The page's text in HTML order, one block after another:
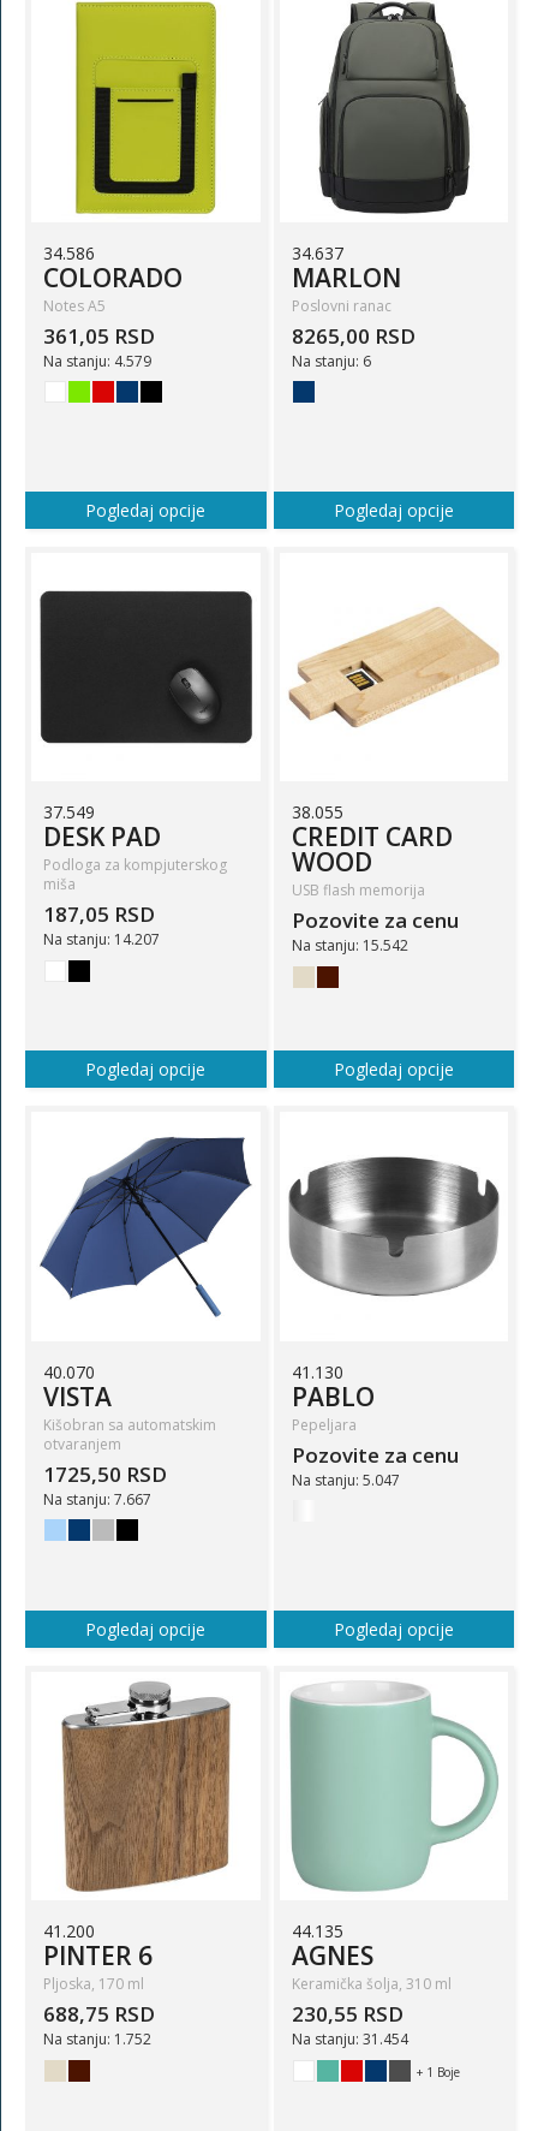
34.586
COLORADO
Notes A5
361,05 RSD
Na stanju: 4.579
Pogledaj opcije
34.637
MARLON
Poslovni ranac
8265,00 RSD
Na stanju: 6
Pogledaj opcije
37.549
DESK PAD
Podloga za kompjuterskog
miša
187,05 RSD
Na stanju: 14.207
Pogledaj opcije
38.055
CREDIT CARD
WOOD
USB flash memorija
Pozovite za cenu
Na stanju: 15.542
Pogledaj opcije
40.070
VISTA
Kišobran sa automatskim
otvaranjem
1725,50 RSD
Na stanju: 7.667
Pogledaj opcije
41.130
PABLO
Pepeljara
Pozovite za cenu
Na stanju: 5.047
Pogledaj opcije
41.200
PINTER 6
Pljoska, 170 ml
688,75 RSD
Na stanju: 1.752
44.135
AGNES
Keramička šolja, 310 ml
230,55 RSD
Na stanju: 31.454
+ 1 Boje